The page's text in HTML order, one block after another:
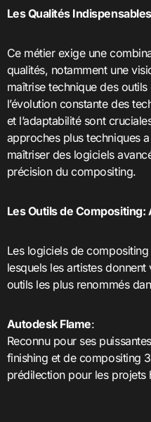
Les Qualités
Ce métier exige une
qualités, notamment une
maîtrise technique des
l’évolution constante des
et l’adaptabilité sont
approches plus techniques
maîtriser des logiciels
précision du compositing.
Les Outils de
Les logiciels de
lesquels les artistes
outils les plus renommés
Autodesk Flame:
Reconnu pour ses
finishing et de compositing
prédilection pour les projets